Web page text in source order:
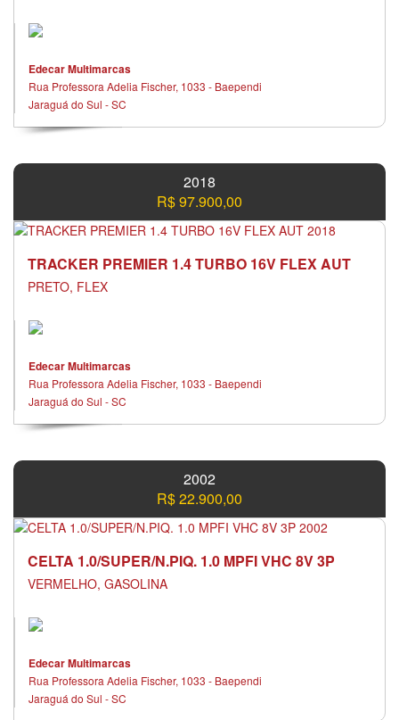
Edecar Multimarcas
Rua Professora Adelia Fischer, 1033 - Baependi
Jaraguá do Sul - SC
2018
R$ 97.900,00
TRACKER PREMIER 1.4 TURBO 16V FLEX AUT
PRETO, FLEX
Edecar Multimarcas
Rua Professora Adelia Fischer, 1033 - Baependi
Jaraguá do Sul - SC
2002
R$ 22.900,00
CELTA 1.0/SUPER/N.PIQ. 1.0 MPFI VHC 8V 3P
VERMELHO, GASOLINA
Edecar Multimarcas
Rua Professora Adelia Fischer, 1033 - Baependi
Jaraguá do Sul - SC